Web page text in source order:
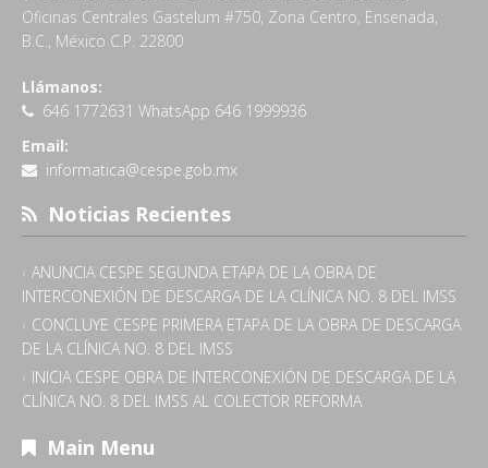
Oficinas Centrales Gastelum #750, Zona Centro, Ensenada,
B.C., México C.P. 22800
Llámanos:
646 1772631 WhatsApp 646 1999936
Email:
informatica@cespe.gob.mx
Noticias Recientes
ANUNCIA CESPE SEGUNDA ETAPA DE LA OBRA DE
INTERCONEXIÓN DE DESCARGA DE LA CLÍNICA NO. 8 DEL IMSS
CONCLUYE CESPE PRIMERA ETAPA DE LA OBRA DE DESCARGA
DE LA CLÍNICA NO. 8 DEL IMSS
INICIA CESPE OBRA DE INTERCONEXIÓN DE DESCARGA DE LA
CLÍNICA NO. 8 DEL IMSS AL COLECTOR REFORMA
Main Menu